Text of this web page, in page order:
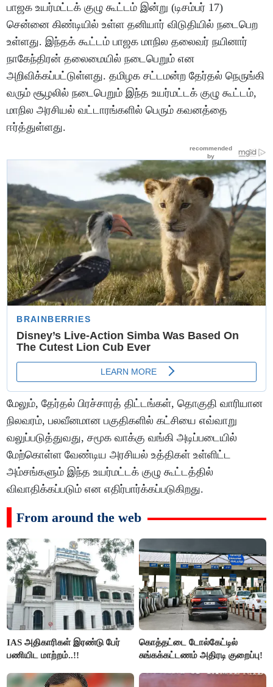
பாஜக உயர்மட்டக் குழு கூட்டம் இன்று (டிசம்பர் 17)
சென்னை கிண்டியில் உள்ள தனியார் விடுதியில் நடைபெற
உள்ளது. இந்தக் கூட்டம் பாஜக மாநில தலைவர் நயினார்
நாகேந்திரன் தலைமையில் நடைபெறும் என
அறிவிக்கப்பட்டுள்ளது. தமிழக சட்டமன்ற தேர்தல் நெருங்கி
வரும் சூழலில் நடைபெறும் இந்த உயர்மட்டக் குழு கூட்டம்,
மாநில அரசியல் வட்டாரங்களில் பெரும் கவனத்தை
ஈர்த்துள்ளது.
மேலும், தேர்தல் பிரச்சாரத் திட்டங்கள், தொகுதி வாரியான
நிலவரம், பலவீனமான பகுதிகளில் கட்சியை எவ்வாறு
வலுப்படுத்துவது, சமூக வாக்கு வங்கி அடிப்படையில்
மேற்கொள்ள வேண்டிய அரசியல் உத்திகள் உள்ளிட்ட
அம்சங்களும் இந்த உயர்மட்டக் குழு கூட்டத்தில்
விவாதிக்கப்படும் என எதிர்பார்க்கப்படுகிறது.
From around the web
IAS அதிகாரிகள் இரண்டு பேர்
பணியிட மாற்றம்..!!
கொத்தட்டை டோல்கேட்டில்
சுங்கக்கட்டணம் அதிரடி குறைப்பு!